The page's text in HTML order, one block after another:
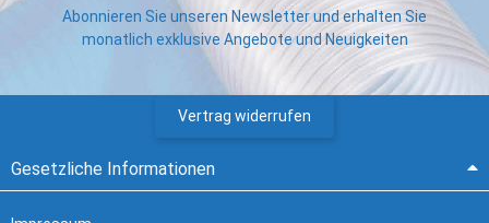
Abonnieren Sie unseren Newsletter und erhalten Sie
monatlich exklusive Angebote und Neuigkeiten
Vertrag widerrufen
Gesetzliche Informationen